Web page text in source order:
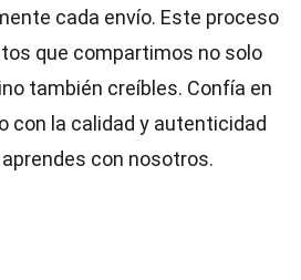
cada envío. Este proceso
que compartimos no solo
también creíbles. Confía en
con la calidad y autenticidad
con nosotros.